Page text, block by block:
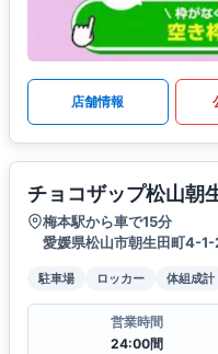
店舗情報
チョコザップ松山朝
梅本駅から車で15分
愛媛県松山市朝生田町4-
駐車場 ロッカー 体組成計
営業時間
24:00間